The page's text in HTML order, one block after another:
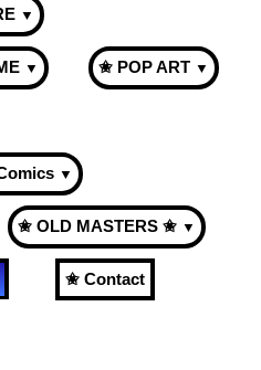
▼
▼ ✬ POP ART ▼
▼
✬ OLD MASTERS ✬ ▼
✬ Contact